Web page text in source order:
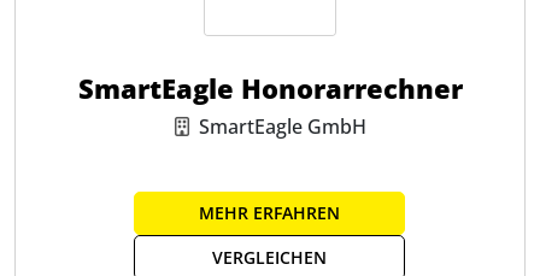
SmartEagle Honorarrechner
SmartEagle GmbH
MEHR ERFAHREN
VERGLEICHEN